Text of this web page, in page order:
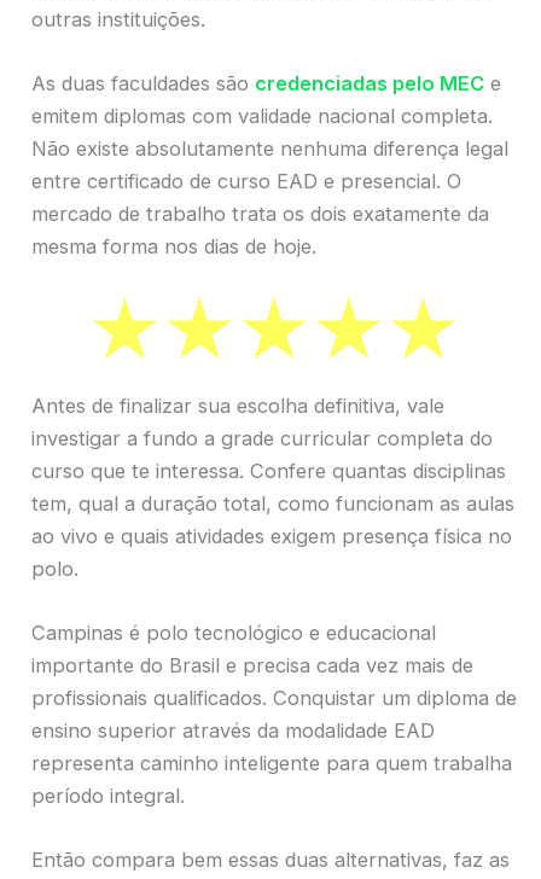
outras instituições.
As duas faculdades são credenciadas pelo MEC e
emitem diplomas com validade nacional completa.
Não existe absolutamente nenhuma diferença legal
entre certificado de curso EAD e presencial. O
mercado de trabalho trata os dois exatamente da
mesma forma nos dias de hoje.
Antes de finalizar sua escolha definitiva, vale
investigar a fundo a grade curricular completa do
curso que te interessa. Confere quantas disciplinas
tem, qual a duração total, como funcionam as aulas
ao vivo e quais atividades exigem presença física no
polo.
Campinas é polo tecnológico e educacional
importante do Brasil e precisa cada vez mais de
profissionais qualificados. Conquistar um diploma de
ensino superior através da modalidade EAD
representa caminho inteligente para quem trabalha
período integral.
Então compara bem essas duas alternativas, faz as